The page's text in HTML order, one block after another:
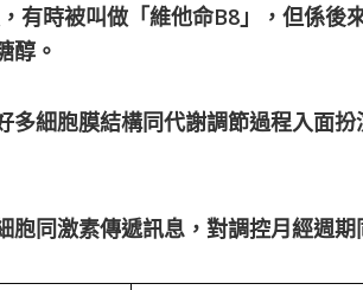
時被叫做「維他命B8」，但係後
醇。
細胞膜結構同代謝調節過程入面
同激素傳遞訊息，對調控月經週期